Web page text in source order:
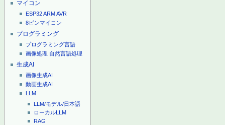
マイコン
ESP32ARMAVR
8ピンマイコン
プログラミング
プログラミング言語
画像処理 自然言語処理
生成AI
画像生成AI
動画生成AI
LLM
LLM/モデル/日本語
ローカルLLM
RAG